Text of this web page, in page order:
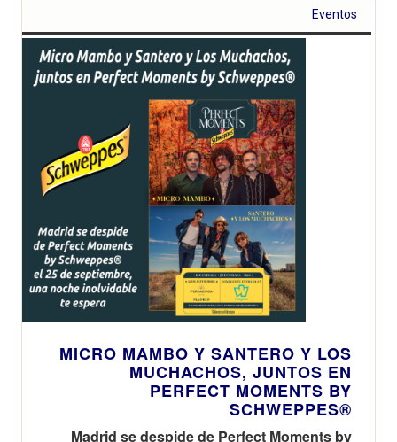
Eventos
MICRO MAMBO Y SANTERO Y LOS
MUCHACHOS, JUNTOS EN
PERFECT MOMENTS BY
SCHWEPPES®
Madrid se despide de Perfect Moments by